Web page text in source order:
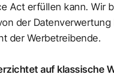
Act erfüllen kann. Wir
der
der Werbetreibende.
auf klassische